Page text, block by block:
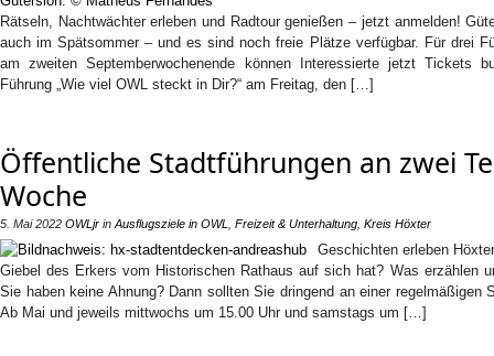
Rätseln, Nachtwächter erleben und Radtour genießen – jetzt anmelden!
auch im Spätsommer – und es sind noch freie Plätze verfügbar. Für drei
am zweiten Septemberwochenende können Interessierte jetzt Tickets
Führung „Wie viel OWL steckt in Dir?“ am Freitag, den […]
Öffentliche Stadtführungen an zwei
Woche
5. Mai 2022 OWLjr in Ausflugsziele in OWL Freizeit & Unterhaltung Kreis Höxter
Geschichten erleben
Giebel des Erkers vom Historischen Rathaus auf sich hat? Was erzählen
Sie haben keine Ahnung? Dann sollten Sie dringend an einer regelmäßigen
Ab Mai und jeweils mittwochs um 15.00 Uhr und samstags um […]